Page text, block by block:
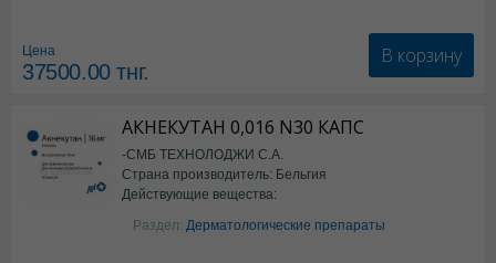
Цена
37500.00тнг.
В корзину
АКНЕКУТАН 0,016 N30 КАПС
-СМБ ТЕХНОЛОДЖИ С.А.
Страна производитель: Бельгия
Действующие вещества:
Изотретиноин
Раздел: Дерматологические препараты